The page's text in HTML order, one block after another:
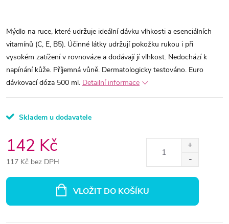
Mýdlo na ruce, které udržuje ideální dávku vlhkosti a esenciálních
vitamínů (C, E, B5). Účinné látky udržují pokožku rukou i při
vysokém zatížení v rovnováze a dodávají jí vlhkost. Nedochází k
napínání kůže. Příjemná vůně. Dermatologicky testováno. Euro
dávkovací dóza 500 ml. Detailní informace
Skladem u dodavatele
142 Kč
117 Kč bez DPH
VLOŽIT DO KOŠÍKU